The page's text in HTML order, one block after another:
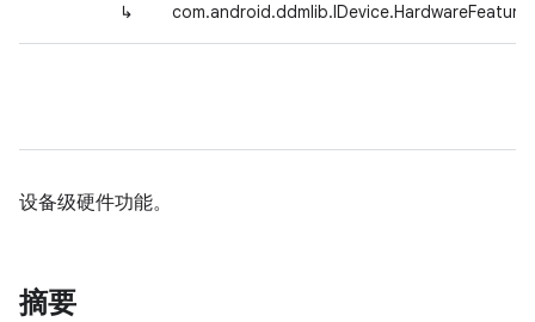
↳ com.android.ddmlib.IDevice.HardwareFeature
设备级硬件功能。
摘要